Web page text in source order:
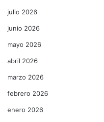
julio 2026
junio 2026
mayo 2026
abril 2026
marzo 2026
febrero 2026
enero 2026